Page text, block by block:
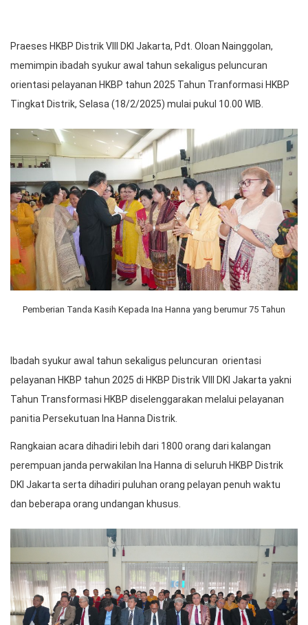
Praeses HKBP Distrik VIII DKI Jakarta, Pdt. Oloan Nainggolan,
memimpin ibadah syukur awal tahun sekaligus peluncuran
orientasi pelayanan HKBP tahun 2025 Tahun Tranformasi HKBP
Tingkat Distrik, Selasa (18/2/2025) mulai pukul 10.00 WIB.
Pemberian Tanda Kasih Kepada Ina Hanna yang berumur 75 Tahun
Ibadah syukur awal tahun sekaligus peluncuran orientasi
pelayanan HKBP tahun 2025 di HKBP Distrik VIII DKI Jakarta yakni
Tahun Transformasi HKBP diselenggarakan melalui pelayanan
panitia Persekutuan Ina Hanna Distrik.
Rangkaian acara dihadiri lebih dari 1800 orang dari kalangan
perempuan janda perwakilan Ina Hanna di seluruh HKBP Distrik
DKI Jakarta serta dihadiri puluhan orang pelayan penuh waktu
dan beberapa orang undangan khusus.